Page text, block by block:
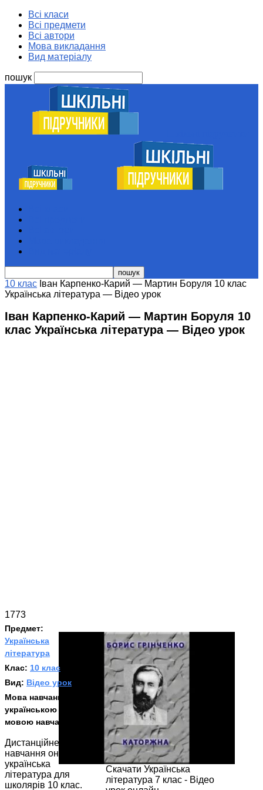
Всі класи
Всі предмети
Всі автори
Мова викладання
Вид матеріалу
пошук
10 клас Іван Карпенко-Карий — Мартин Боруля 10 клас
Українська література — Відео урок
Іван Карпенко-Карий — Мартин Боруля 10
клас Українська література — Відео урок
1773
Скачати Українська
література 7 клас - Відео
Предмет:
Українська
література
Клас: 10 клас
Вид: Відео урок
Мова навчання:
українською
мовою навчання
Дистанційне
навчання онлайн
українська
література для
школярів 10 клас.